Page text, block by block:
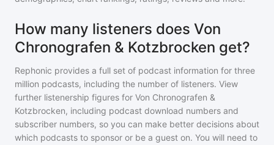
How many listeners does Von
Chronografen & Kotzbrocken get?
Rephonic provides a full set of podcast information for three
million podcasts, including the number of listeners. View
further listenership figures for Von Chronografen &
Kotzbrocken, including podcast download numbers and
subscriber numbers, so you can make better decisions about
which podcasts to sponsor or be a guest on. You will need to